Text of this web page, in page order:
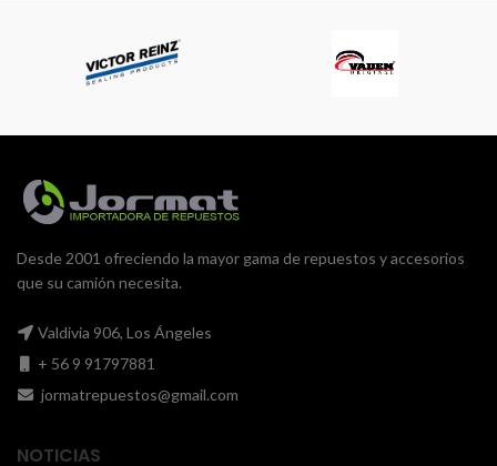
Desde 2001 ofreciendo la mayor gama de repuestos y accesorios
que su camión necesita.
Valdivia 906, Los Ángeles
+ 56 9 91797881
jormatrepuestos@gmail.com
NOTICIAS